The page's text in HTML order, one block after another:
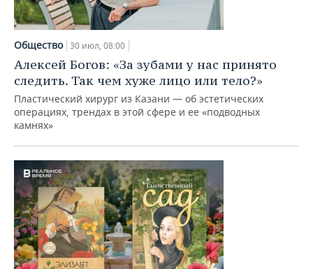
Общество 30 июл, 08:00
Алексей Богов: «За зубами у нас принято
следить. Так чем хуже лицо или тело?»
Пластический хирург из Казани — об эстетических
операциях, трендах в этой сфере и ее «подводных
камнях»